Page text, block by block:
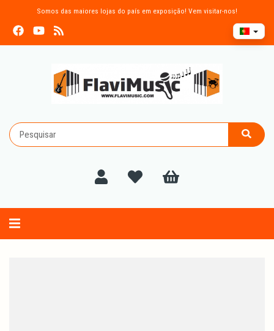
Somos das maiores lojas do país em exposição! Vem visitar-nos!
Alternar